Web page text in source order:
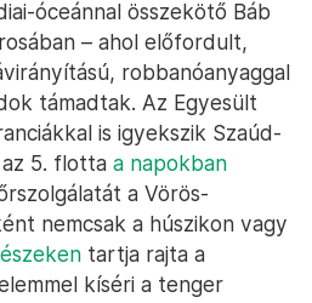
olaj biztosításával
szövetségeseit az orosz
, és csökkenteni az
választókat) irritáló magas
– bár ez egyáltalán
és az Emírségek
akkor az
kész az eddigieknél is
a Vörös-tenger partján,
található, rendszeresen